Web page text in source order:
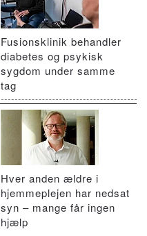
Fusionsklinik behandler
diabetes og psykisk
sygdom under samme
tag
Hver anden ældre i
hjemmeplejen har nedsat
syn – mange får ingen
hjælp